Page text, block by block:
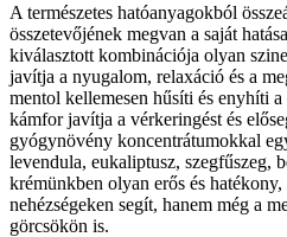
A természetes hatóanyagokból
összetevőjének megvan a saját
kiválasztott kombinációja olyan
javítja a nyugalom, relaxáció és a
mentol kellemesen hűsíti és enyhíti
kámfor javítja a vérkeringést és
gyógynövény koncentrátumokkal
levendula, eukaliptusz, szegfűszeg,
krémünkben olyan erős és
nehézségeken segít, hanem még a
görcsökön is.